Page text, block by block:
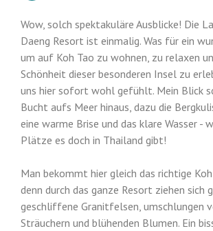
Wow, solch spektakuläre Ausblicke! Die
Daeng Resort ist einmalig. Was für ein
um auf Koh Tao zu wohnen, zu relaxen
Schönheit dieser besonderen Insel zu
uns hier sofort wohl gefühlt. Mein Blick
Bucht aufs Meer hinaus, dazu die
eine warme Brise und das klare Wasser -
Plätze es doch in Thailand gibt!
Man bekommt hier gleich das richtige
denn durch das ganze Resort ziehen sich
geschliffene Granitfelsen, umschlungen
Sträuchern und blühenden Blumen. Ein